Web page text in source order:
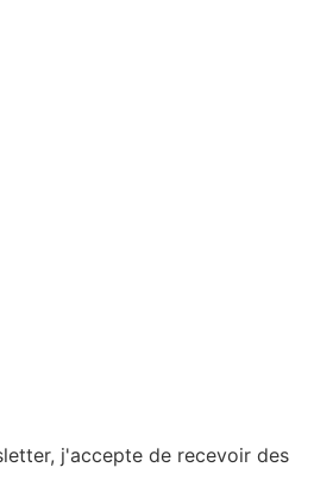
j'accepte de recevoir des